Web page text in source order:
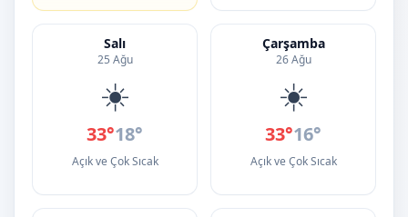
Salı
25 Ağu
☀️
33°18°
Açık ve Çok Sıcak
Çarşamba
26 Ağu
☀️
33°16°
Açık ve Çok Sıcak